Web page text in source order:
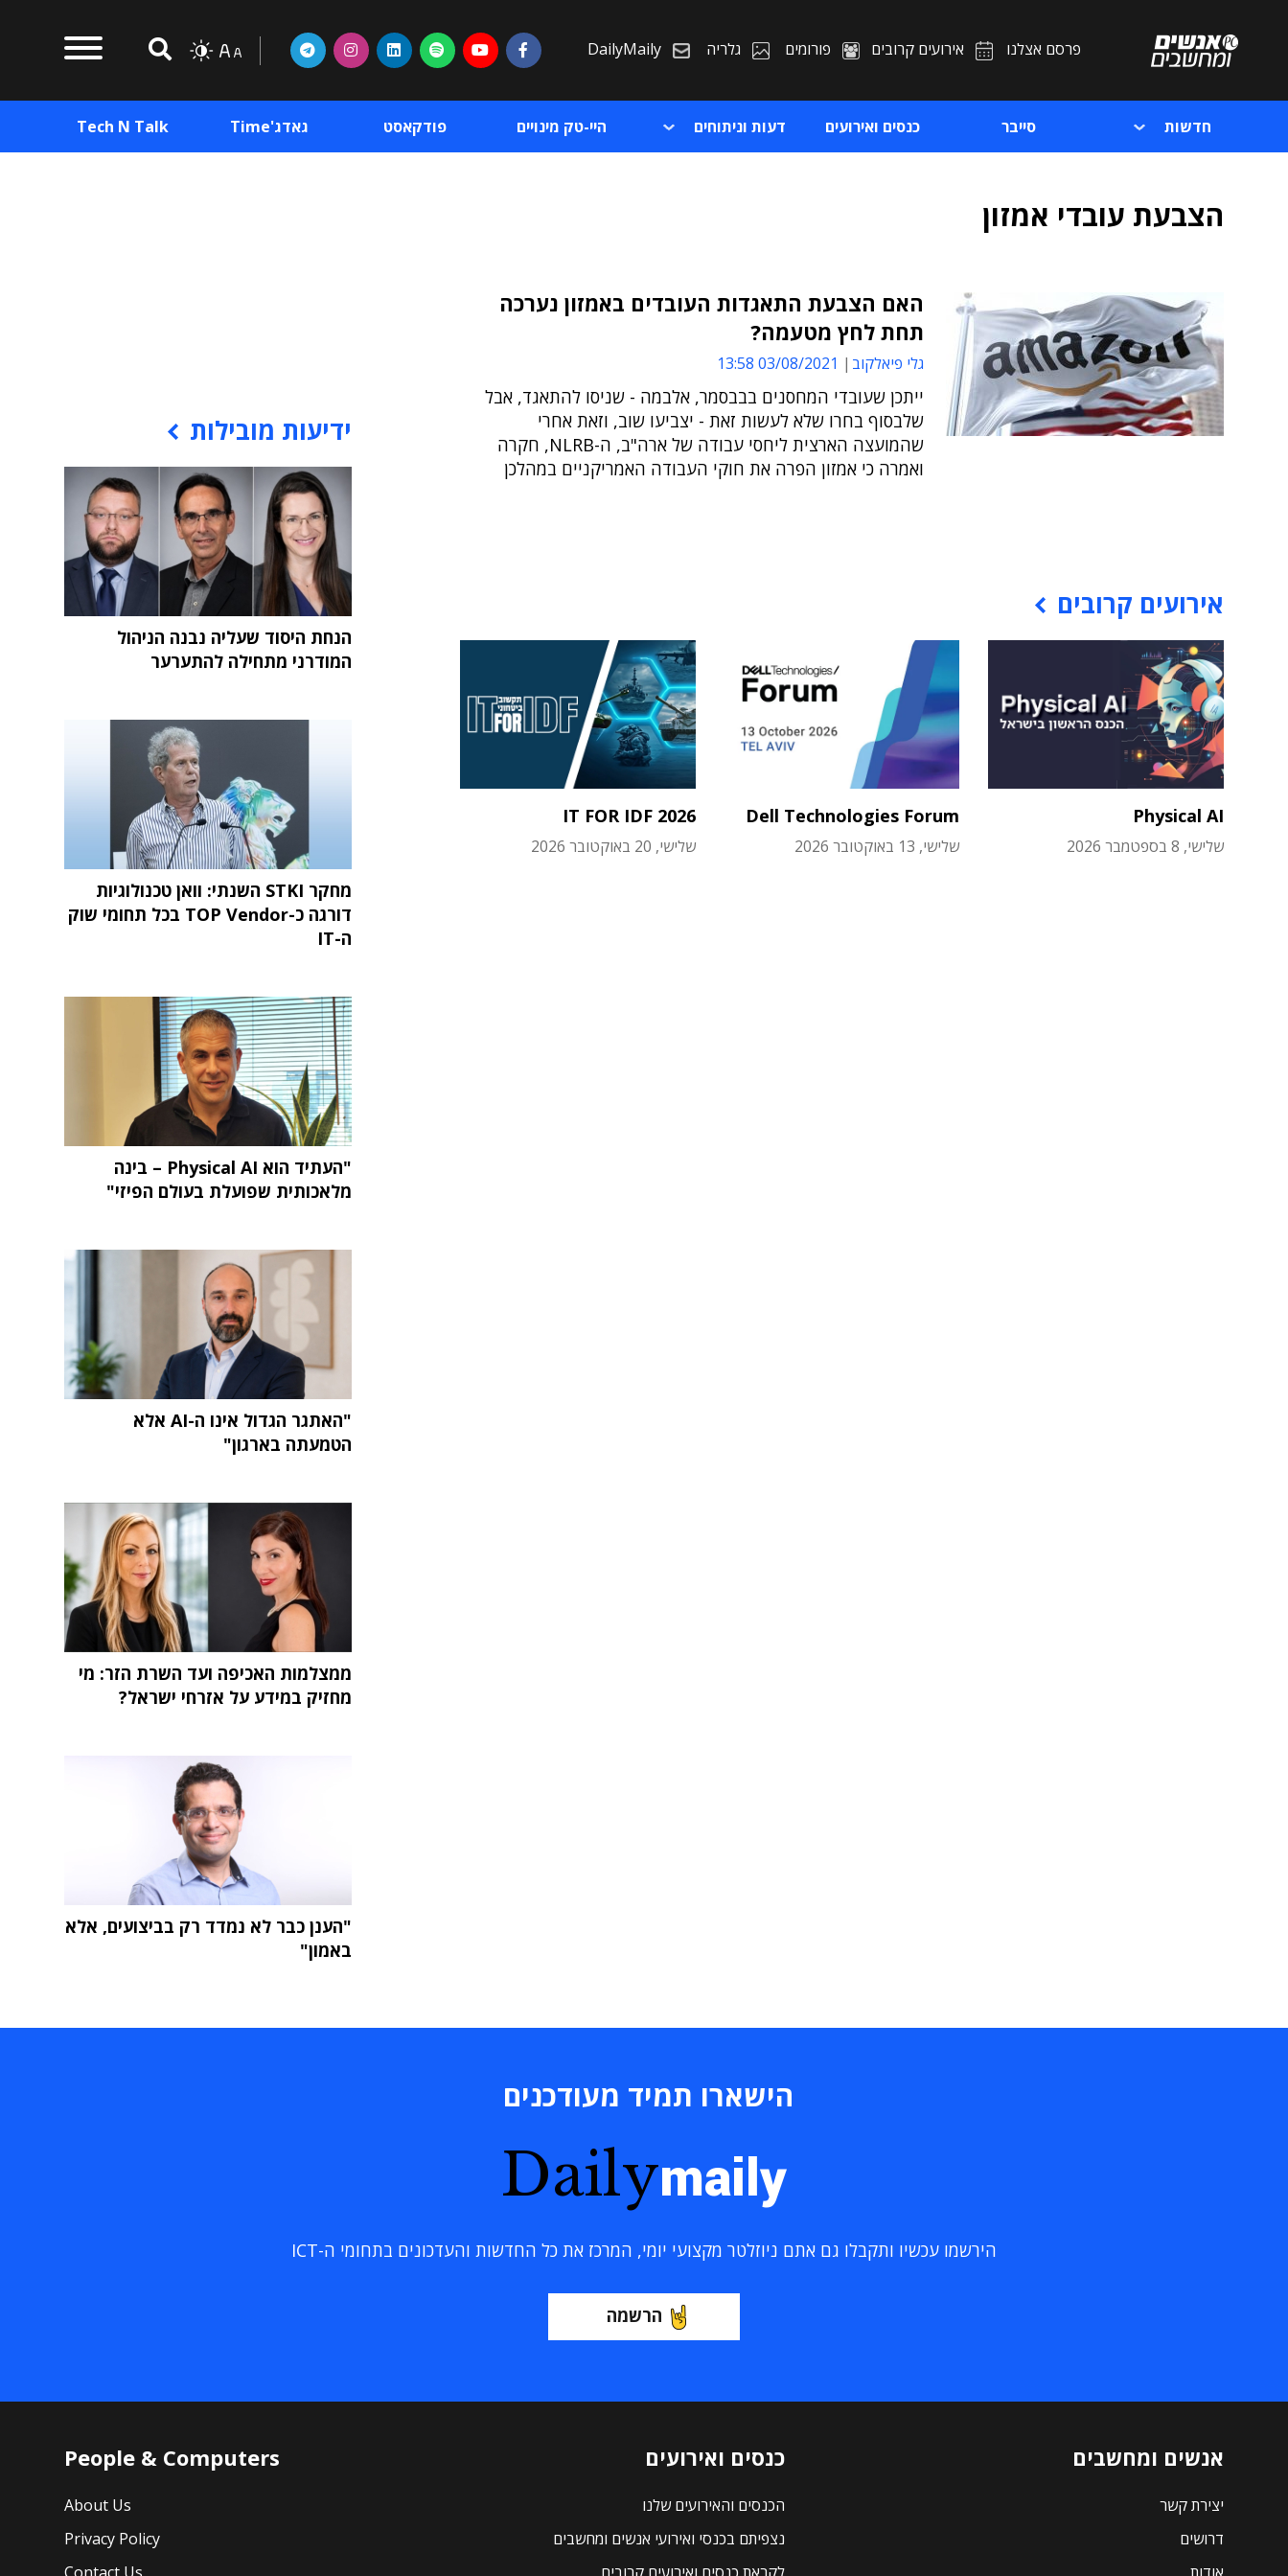
פרסם אצלנו אירועים קרובים פורומים גלריה DailyMaily
חדשות סייבר כנסים ואירועים דעות וניתוחים היי-טק מינויים פודקאסט גאדג'Time Tech N Talk
הצבעת עובדי אמזון
האם הצבעת התאגדות העובדים באמזון נערכה
תחת לחץ מטעמה?
גלי פיאלקוב 03/08/2021 13:58
ייתכן שעובדי המחסנים בבבסמר, אלבמה - שניסו להתאגד, אבל
שלבסוף בחרו שלא לעשות זאת - יצביעו שוב, וזאת אחרי
שהמועצה הארצית ליחסי עבודה של ארה"ב, ה-NLRB, חקרה
ואמרה כי אמזון הפרה את חוקי העבודה האמריקניים במהלכן
אירועים קרובים
Physical AI
שלישי, 8 בספטמבר 2026
Dell Technologies Forum
שלישי, 13 באוקטובר 2026
IT FOR IDF 2026
שלישי, 20 באוקטובר 2026
ידיעות מובילות
הנחת היסוד שעליה נבנה הניהול
המודרני מתחילה להתערער
מחקר STKI השנתי: וואן טכנולוגיות
דורגה כ-TOP Vendor בכל תחומי שוק
ה-IT
"העתיד הוא Physical AI – בינה
מלאכותית שפועלת בעולם הפיזי"
"האתגר הגדול אינו ה-AI אלא
הטמעתה בארגון"
ממצלמות האכיפה ועד השרת הזר: מי
מחזיק במידע על אזרחי ישראל?
"הענן כבר לא נמדד רק בביצועים, אלא
באמון"
הישארו תמיד מעודכנים
Dailymaily
הירשמו עכשיו ותקבלו גם אתם ניוזלטר מקצועי יומי, המרכז את כל החדשות והעדכונים בתחומי ה-ICT
הרשמה
אנשים ומחשבים
יצירת קשר
דרושים
כנסים ואירועים
הכנסים והאירועים שלנו
נצפיתם בכנסי ואירועי אנשים ומחשבים
People & Computers
About Us
Privacy Policy